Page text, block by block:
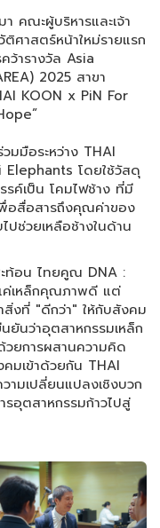
คณะผู้บริหารและเจ้า
ติศาสตร์หน้าใหม่รายแรก
ว้ารางวัล Asia
2025 สาขา
KOON x PiN For
มมือระหว่าง THAI
Elephants โดยใช้วัสดุ
รค์เป็น โคมไฟช้าง ที่มี
อสื่อสารถึงคุณค่าของ
ปช่วยเหลือช้างในด้าน
ท้อน ไทยคูณ DNA :
ค่เหล็กคุณภาพดี แต่
สิ่งที่ "ดีกว่า" ให้กับสังคม
ยันว่าอุตสาหกรรมเหล็ก
วยการผสานความคิด
คมเข้าด้วยกัน THAI
ามเปลี่ยนแปลงเชิงบวก
อุตสาหกรรมก้าวไปสู่